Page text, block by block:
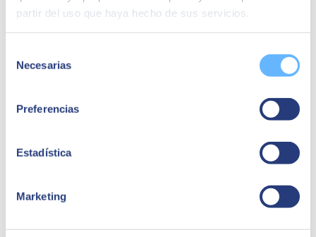
partir del uso que haya hecho de sus servicios.
Necesarias
Preferencias
Estadística
Marketing
Quizá te puede interesar